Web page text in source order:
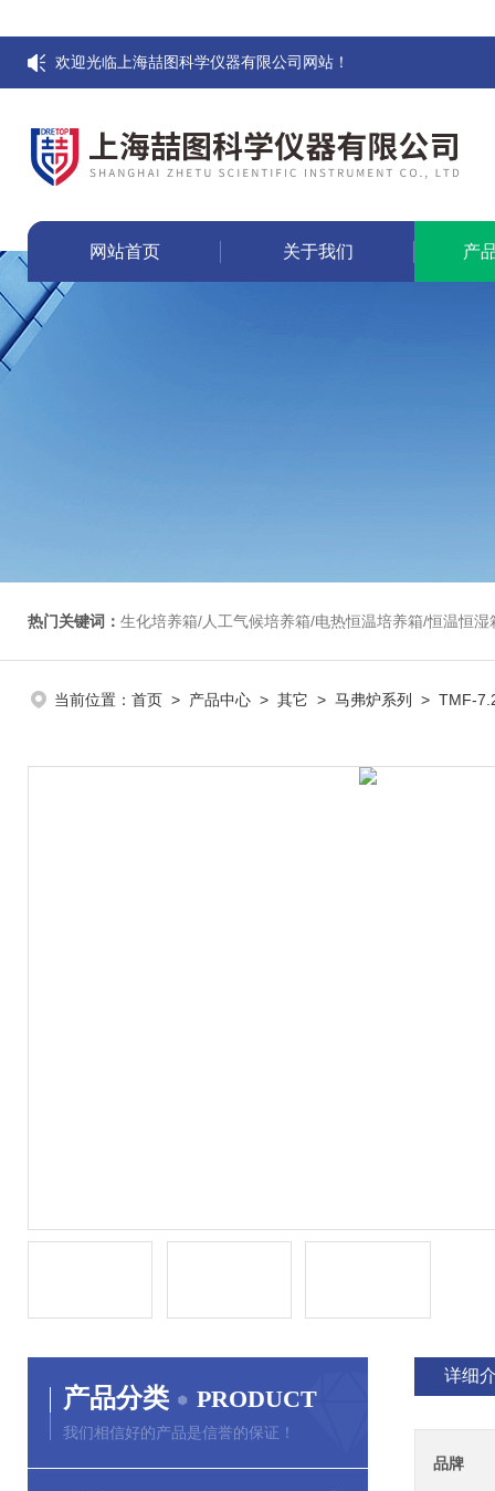
欢迎光临上海喆图科学仪器有限公司网站！
网站首页 关于我们 产
热门关键词： 生化培养箱/人工气候培养箱/电热恒温培养箱/恒温恒湿箱/光照培养箱/二氧化碳培养箱
当前位置： 首页 > 产品中心 > 其它 > 马弗炉系列 > TMF-
产品分类 PRODUCT
我们相信好的产品是信誉的保证！
详细
品牌